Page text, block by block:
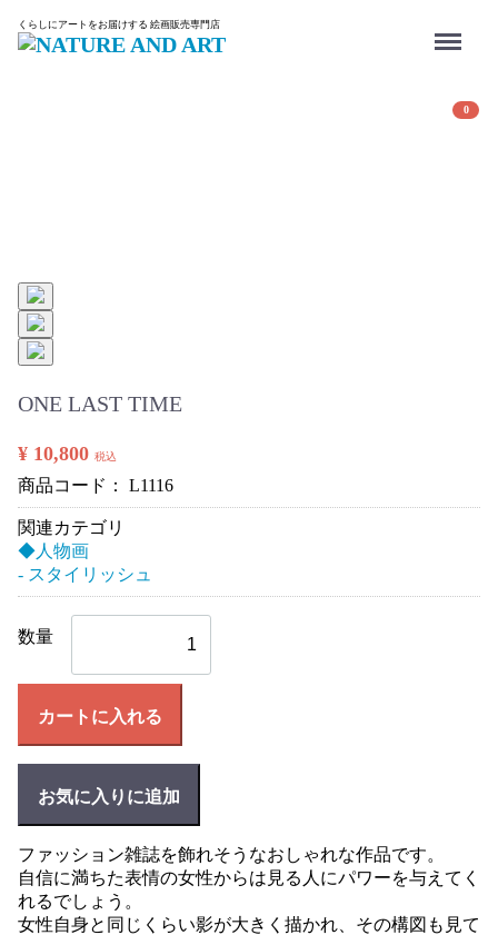
くらしにアートをお届けする 絵画販売専門店
0
ONE LAST TIME
¥ 10,800 税込
商品コード： L1116
関連カテゴリ
◆人物画
- スタイリッシュ
数量
カートに入れる
お気に入りに追加
ファッション雑誌を飾れそうなおしゃれな作品です。
自信に満ちた表情の女性からは見る人にパワーを与えてく
れるでしょう。
女性自身と同じくらい影が大きく描かれ、その構図も見て